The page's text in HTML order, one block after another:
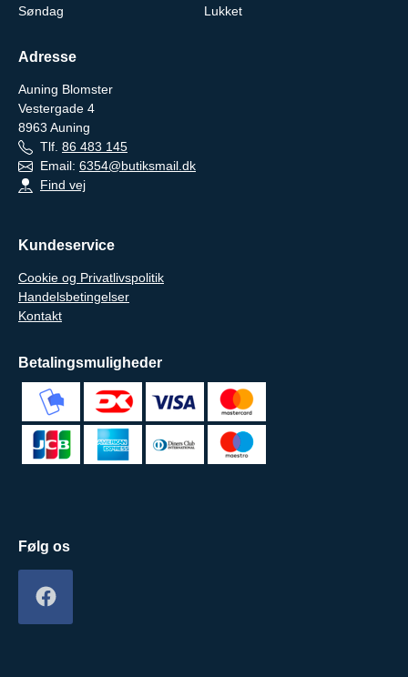
Søndag
Lukket
Adresse
Auning Blomster
Vestergade 4
8963 Auning
Tlf. 86 483 145
Email: 6354@butiksmail.dk
Find vej
Kundeservice
Cookie og Privatlivspolitik
Handelsbetingelser
Kontakt
Betalingsmuligheder
Følg os